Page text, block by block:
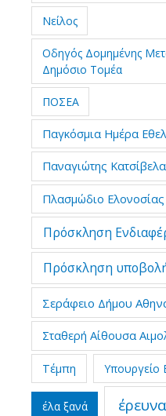
Νείλος
Οδηγός Δομημένης
Δημόσιο Τομέα
ΠΟΣΕΑ
Παγκόσμια Ημέρα
Παναγιώτης
Πλασμώδιο Ελονοσίας
Πρόσκληση
Πρόσκληση
Σεράφειο Δήμου
Σταθερή Αίθουσα
Τέμπη Υπουργείο
έλα ξανά